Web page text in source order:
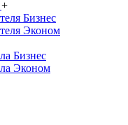
+
Бизнес
Эконом
Бизнес
Эконом